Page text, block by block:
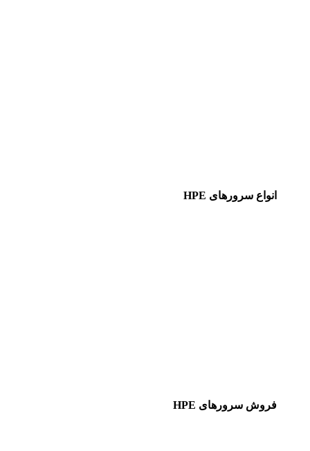
انواع سرورهای HPE
فروش سرورهای HPE